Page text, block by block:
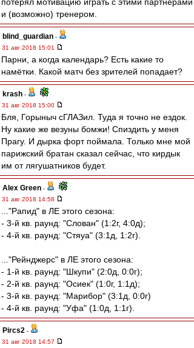
и (возможно) тренером.
blind_guardian -
31 авг 2018 15:01
Парни, а когда календарь? Есть какие то
намётки. Какой матч без зрителей попадает?
krash -
31 авг 2018 15:00
Бля, Горыныч сГЛАЗил. Туда я точно не ездок.
Ну какие же везуны бомжи! Спиздить у меня
Прагу. И дырка форт поймала. Только мне мой
парижский братан сказал сейчас, что кирдык
им от лягушатников будет.
Alex Green -
31 авг 2018 14:58
..."Рапид" в ЛЕ этого сезона:
- 3-й кв. раунд: "Слован" (1:2г, 4:0д);
- 4-й кв. раунд: "Стяуа" (3:1д, 1:2г).
..."Рейнджерс" в ЛЕ этого сезона:
- 1-й кв. раунд: "Шкупи" (2:0д, 0:0г);
- 2-й кв. раунд: "Осиек" (1:0г, 1:1д);
- 3-й кв. раунд: "Марибор" (3:1д, 0:0г)
- 4-й кв. раунд: "Уфа" (1:0д, 1:1г).
Pircs2 -
31 авг 2018 14:57